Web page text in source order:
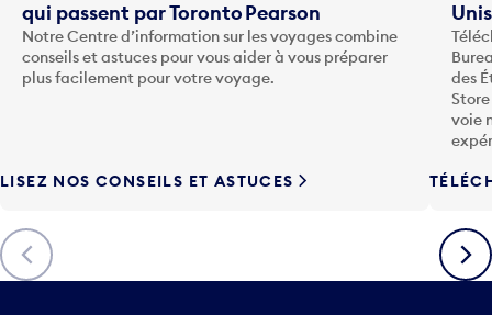
Précédent
qui passent par Toronto Pearson
Notre Centre d’information sur les voyages combine
conseils et astuces pour vous aider à vous préparer
plus facilement pour votre voyage.
LISEZ NOS CONSEILS ET ASTUCES
des
voie